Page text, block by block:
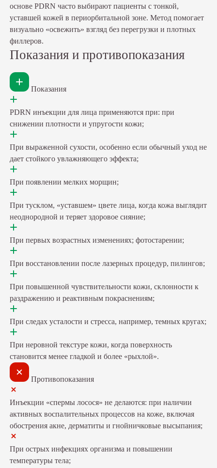
основе PDRN часто выбирают пациенты с тонкой,
уставшей кожей в периорбитальной зоне. Метод помогает
визуально «освежить» взгляд без перегрузки и плотных
филлеров.
Показания и противопоказания
Показания
PDRN инъекции для лица применяются при: при
снижении плотности и упругости кожи;
При выраженной сухости, особенно если обычный уход не
дает стойкого увлажняющего эффекта;
При появлении мелких морщин;
При тусклом, «уставшем» цвете лица, когда кожа выглядит
неоднородной и теряет здоровое сияние;
При первых возрастных изменениях; фотостарении;
При восстановлении после лазерных процедур, пилингов;
При повышенной чувствительности кожи, склонности к
раздражению и реактивным покраснениям;
При следах усталости и стресса, например, темных кругах;
При неровной текстуре кожи, когда поверхность
становится менее гладкой и более «рыхлой».
Противопоказания
Инъекции «спермы лосося» не делаются: при наличии
активных воспалительных процессов на коже, включая
обострения акне, дерматиты и гнойничковые высыпания;
При острых инфекциях организма и повышении
температуры тела;